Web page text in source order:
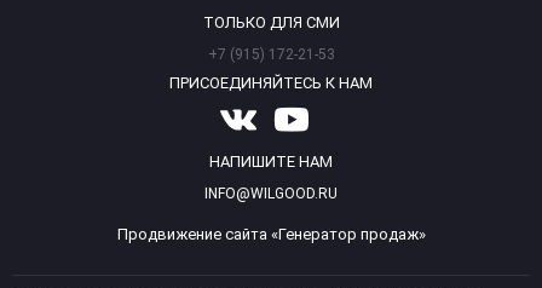
ТОЛЬКО ДЛЯ СМИ
+7 (915) 172-21-53
ПРИСОЕДИНЯЙТЕСЬ К НАМ
НАПИШИТЕ НАМ
INFO@WILGOOD.RU
Продвижение сайта «Генератор продаж»